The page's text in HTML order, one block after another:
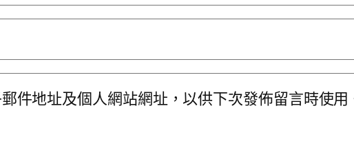
件地址及個人網站網址，以供下次發佈留言時使用